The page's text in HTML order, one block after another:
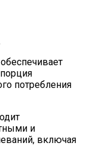
потребления
и
включая